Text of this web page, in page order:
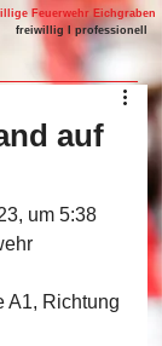
Feuerwehr Eichgraben
freiwillig I professionell
auf
um 5:38
A1, Richtung